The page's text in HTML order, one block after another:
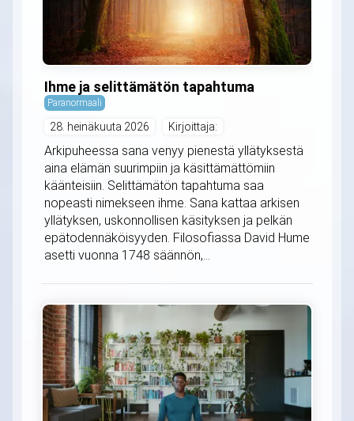
Ihme ja selittämätön tapahtuma
Paranormaali
28. heinäkuuta 2026 Kirjoittaja:
Arkipuheessa sana venyy pienestä yllätyksestä
aina elämän suurimpiin ja käsittämättömiin
käänteisiin. Selittämätön tapahtuma saa
nopeasti nimekseen ihme. Sana kattaa arkisen
yllätyksen, uskonnollisen käsityksen ja pelkän
epätodennäköisyyden. Filosofiassa David Hume
asetti vuonna 1748 säännön,...